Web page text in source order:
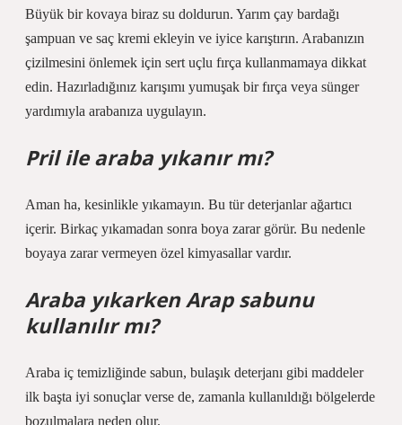
Büyük bir kovaya biraz su doldurun. Yarım çay bardağı
şampuan ve saç kremi ekleyin ve iyice karıştırın. Arabanızın
çizilmesini önlemek için sert uçlu fırça kullanmamaya dikkat
edin. Hazırladığınız karışımı yumuşak bir fırça veya sünger
yardımıyla arabanıza uygulayın.
Pril ile araba yıkanır mı?
Aman ha, kesinlikle yıkamayın. Bu tür deterjanlar ağartıcı
içerir. Birkaç yıkamadan sonra boya zarar görür. Bu nedenle
boyaya zarar vermeyen özel kimyasallar vardır.
Araba yıkarken Arap sabunu
kullanılır mı?
Araba iç temizliğinde sabun, bulaşık deterjanı gibi maddeler
ilk başta iyi sonuçlar verse de, zamanla kullanıldığı bölgelerde
bozulmalara neden olur.